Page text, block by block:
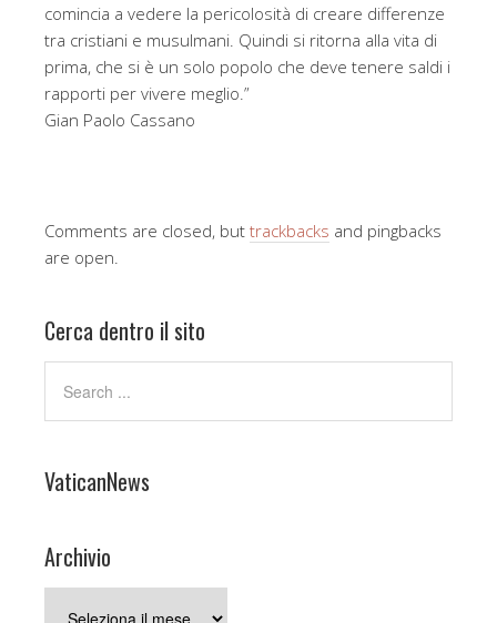
comincia a vedere la pericolosità di creare differenze
tra cristiani e musulmani. Quindi si ritorna alla vita di
prima, che si è un solo popolo che deve tenere saldi i
rapporti per vivere meglio.”
Gian Paolo Cassano
Comments are closed, but trackbacks and pingbacks
are open.
Cerca dentro il sito
VaticanNews
Archivio